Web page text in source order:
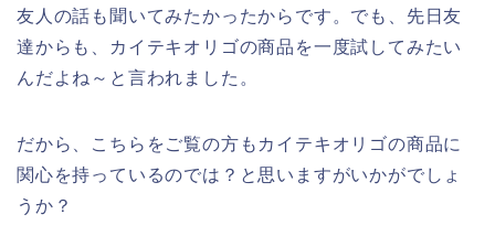
友人の話も聞いてみたかったからです。でも、先日友
達からも、カイテキオリゴの商品を一度試してみたい
んだよね～と言われました。
だから、こちらをご覧の方もカイテキオリゴの商品に
関心を持っているのでは？と思いますがいかがでしょ
うか？